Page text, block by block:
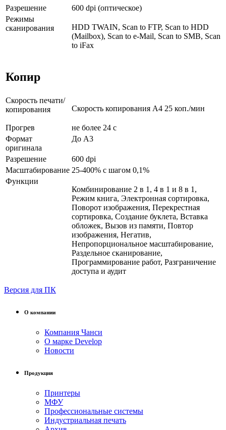
Разрешение
600 dpi (оптическое)
Режимы
сканирования
HDD TWAIN, Scan to FTP, Scan to HDD
(Mailbox), Scan to e-Mail, Scan to SMB, Scan
to iFax
Копир
Скорость печати/
копирования
Скорость копирования А4 25 коп./мин
Прогрев
не более 24 с
Формат
оригинала
До A3
Разрешение
600 dpi
Масштабирование 25-400% с шагом 0,1%
Функции
Комбинирование 2 в 1, 4 в 1 и 8 в 1,
Режим книга, Электронная сортировка,
Поворот изображения, Перекрестная
сортировка, Создание буклета, Вставка
обложек, Вызов из памяти, Повтор
изображения, Негатив,
Непропорциональное масштабирование,
Раздельное сканирование,
Программирование работ, Разграничение
доступа и аудит
Версия для ПК
О компании
Компания Чанси
О марке Develop
Новости
Продукция
Принтеры
МФУ
Профессиональные системы
Индустриальная печать